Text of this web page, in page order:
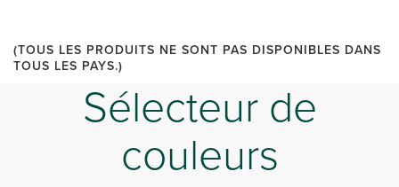
(TOUS LES PRODUITS NE SONT PAS DISPONIBLES DANS
TOUS LES PAYS.)
Sélecteur de
couleurs